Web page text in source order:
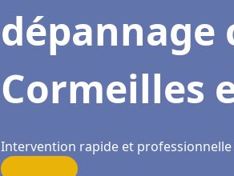
dépannage
Cormeilles
Intervention rapide et professionnelle